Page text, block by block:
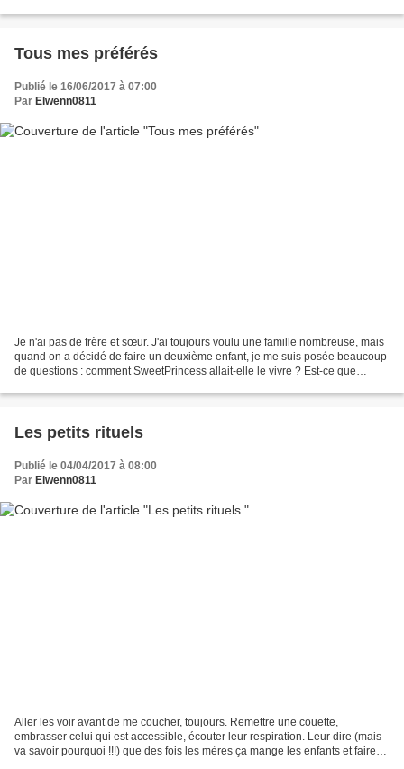
Tous mes préférés
Publié le 16/06/2017 à 07:00
Par Elwenn0811
Je n'ai pas de frère et sœur. J'ai toujours voulu une famille nombreuse, mais
quand on a décidé de faire un deuxième enfant, je me suis posée beaucoup
de questions : comment SweetPrincess allait-elle le vivre ? Est-ce que
Les petits rituels
Publié le 04/04/2017 à 08:00
Par Elwenn0811
Aller les voir avant de me coucher, toujours. Remettre une couette,
embrasser celui qui est accessible, écouter leur respiration. Leur dire (mais
va savoir pourquoi !!!) que des fois les mères ça mange les enfants et faire